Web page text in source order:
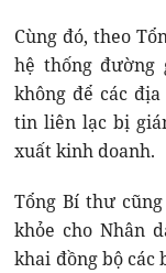
Cùng đó, theo
hệ thống đường
không để các
tin liên lạc bị
xuất kinh doanh.
Tổng Bí thư
khỏe cho Nhân
khai đồng bộ các